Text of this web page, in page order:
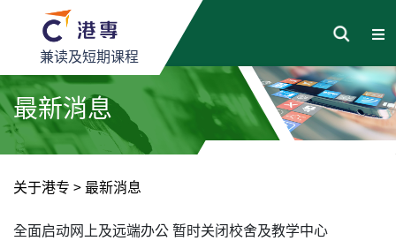
兼读及短期课程
最新消息
关于港专 > 最新消息
全面启动网上及远端办公 暂时关闭校舍及教学中心